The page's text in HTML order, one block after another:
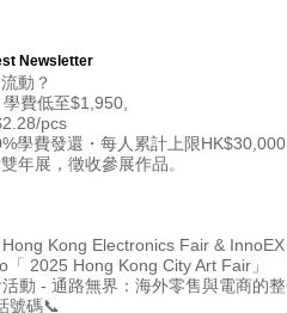
Newsletter
動？
費低至$1,950,
pcs
學費發還・每人累計上限HK$30,000
年展，徵收參展作品。
2025 Hong Kong City Art Fair」
號碼📞